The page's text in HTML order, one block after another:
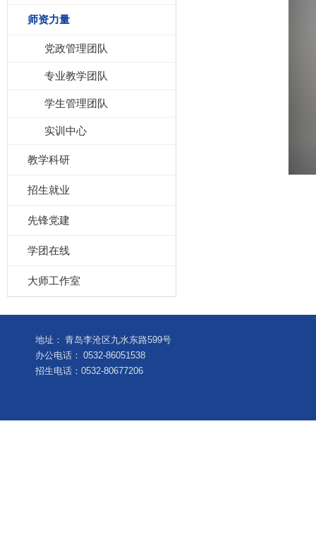
师资力量
党政管理团队
专业教学团队
学生管理团队
实训中心
教学科研
招生就业
先锋党建
学团在线
大师工作室
地址： 青岛李沧区九水东路599号
办公电话： 0532-86051538
招生电话：0532-80677206